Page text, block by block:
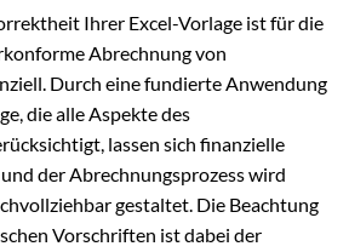
Ihrer Excel-Vorlage ist für die
Abrechnung von
Durch eine fundierte Anwendung
die alle Aspekte des
lassen sich finanzielle
der Abrechnungsprozess wird
gestaltet. Die Beachtung
Vorschriften ist dabei der